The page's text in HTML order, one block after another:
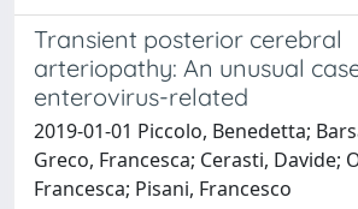
Transient posterior cerebral
arteriopathy: An unusual
enterovirus-related
2019-01-01 Piccolo, Benedetta;
Greco, Francesca; Cerasti, Davide;
Francesca; Pisani, Francesco